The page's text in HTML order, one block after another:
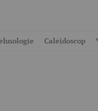
Caleidoscop